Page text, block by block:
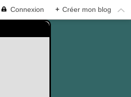
Connexion + Créer mon blog